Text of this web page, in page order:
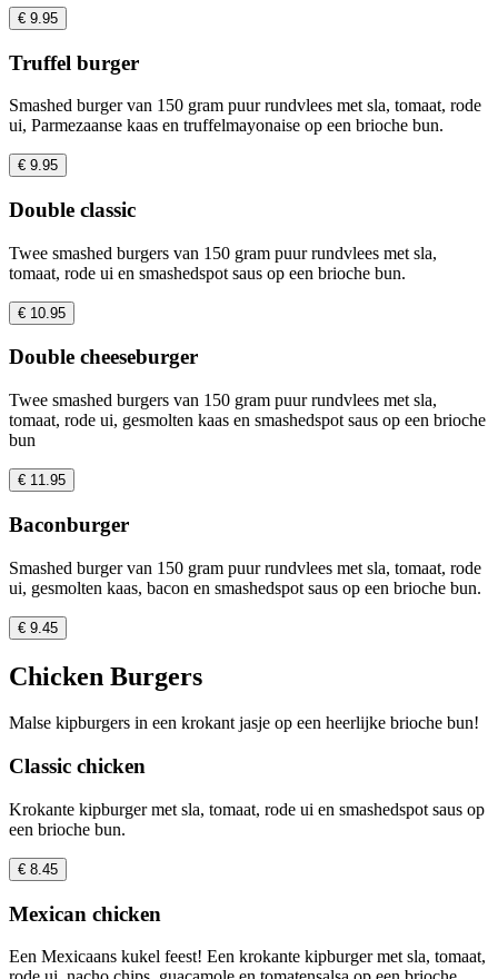
€ 9.95
Truffel burger
Smashed burger van 150 gram puur rundvlees met sla, tomaat, rode
ui, Parmezaanse kaas en truffelmayonaise op een brioche bun.
€ 9.95
Double classic
Twee smashed burgers van 150 gram puur rundvlees met sla,
tomaat, rode ui en smashedspot saus op een brioche bun.
€ 10.95
Double cheeseburger
Twee smashed burgers van 150 gram puur rundvlees met sla,
tomaat, rode ui, gesmolten kaas en smashedspot saus op een brioche
bun
€ 11.95
Baconburger
Smashed burger van 150 gram puur rundvlees met sla, tomaat, rode
ui, gesmolten kaas, bacon en smashedspot saus op een brioche bun.
€ 9.45
Chicken Burgers
Malse kipburgers in een krokant jasje op een heerlijke brioche bun!
Classic chicken
Krokante kipburger met sla, tomaat, rode ui en smashedspot saus op
een brioche bun.
€ 8.45
Mexican chicken
Een Mexicaans kukel feest! Een krokante kipburger met sla, tomaat,